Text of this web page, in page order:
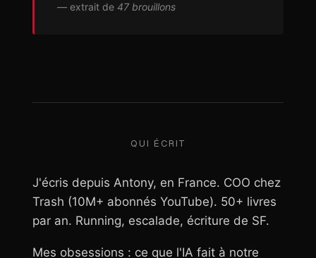
— extrait de 47 brouillons
QUI ÉCRIT
J'écris depuis Antony, en France. COO chez
Trash (10M+ abonnés YouTube). 50+ livres
par an. Running, escalade, écriture de SF.
Mes obsessions : ce que l'IA fait à notre